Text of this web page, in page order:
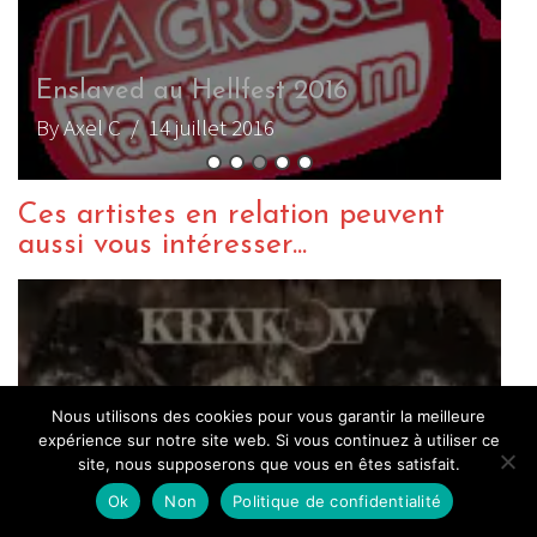
Enslaved au Hellfest 2016
By Axel C/ 14 juillet 2016
Ces artistes en relation peuvent
aussi vous intéresser...
Krakow
Nous utilisons des cookies pour vous garantir la meilleure
expérience sur notre site web. Si vous continuez à utiliser ce
site, nous supposerons que vous en êtes satisfait.
Ok
Non Politique de confidentialité